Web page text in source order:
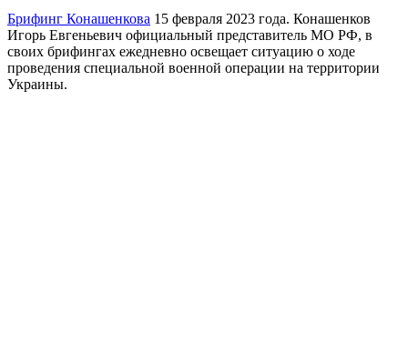
Брифинг Конашенкова 15 февраля 2023 года. Конашенков
Игорь Евгеньевич официальный представитель МО РФ, в
своих брифингах ежедневно освещает ситуацию о ходе
проведения специальной военной операции на территории
Украины.